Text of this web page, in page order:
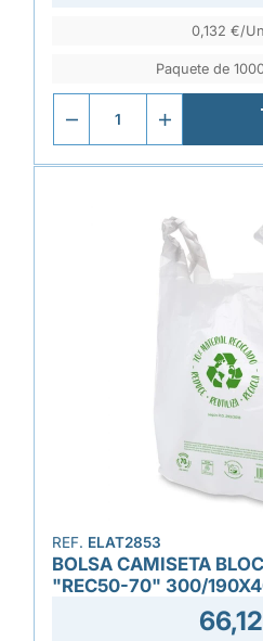
0,132 €/
Paquete de
REF. ELAT2853
BOLSA CAMISETA
"REC50-70" 300/